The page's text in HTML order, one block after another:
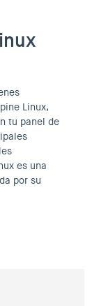
Linux,
tu panel de
es una
por su